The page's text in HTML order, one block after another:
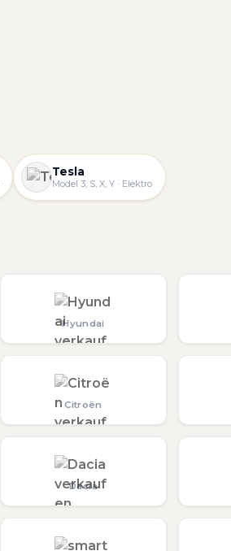
Tesla
Model 3, S, X, Y · Elektro
Hyundai
Citroën
Dacia